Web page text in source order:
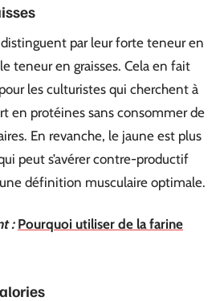
distinguent par leur forte teneur en
teneur en graisses. Cela en fait
les culturistes qui cherchent à
en protéines sans consommer de
En revanche, le jaune est plus
peut s’avérer contre-productif
définition musculaire optimale.
: Pourquoi utiliser de la farine